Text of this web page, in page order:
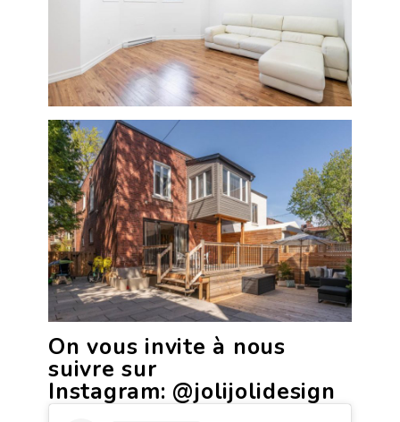
On vous invite à nous
suivre sur
Instagram: @jolijolidesign